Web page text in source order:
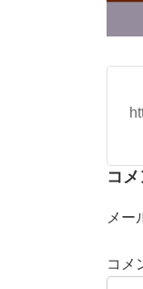
コ
メー
コメ